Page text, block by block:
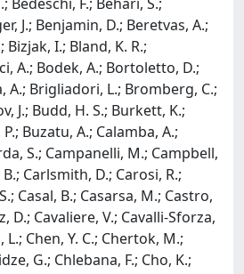
J.; Benjamin, D.; Beretvas, A.;
Bizjak, I.; Bland, K. R.;
A.; Bodek, A.; Bortoletto, D.;
A.; Brigliadori, L.; Bromberg, C.;
J.; Budd, H. S.; Burkett, K.;
Buzatu, A.; Calamba, A.;
S.; Campanelli, M.; Campbell,
Carlsmith, D.; Carosi, R.;
Casal, B.; Casarsa, M.; Castro,
D.; Cavaliere, V.; Cavalli-Sforza,
Chen, Y. C.; Chertok, M.;
G.; Chlebana, F.; Cho, K.;